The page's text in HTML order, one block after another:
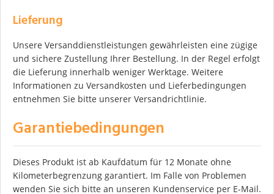
Lieferung
Unsere Versanddienstleistungen gewährleisten eine zügige
und sichere Zustellung Ihrer Bestellung. In der Regel erfolgt
die Lieferung innerhalb weniger Werktage. Weitere
Informationen zu Versandkosten und Lieferbedingungen
entnehmen Sie bitte unserer Versandrichtlinie.
Garantiebedingungen
Dieses Produkt ist ab Kaufdatum für 12 Monate ohne
Kilometerbegrenzung garantiert. Im Falle von Problemen
wenden Sie sich bitte an unseren Kundenservice per E-Mail.